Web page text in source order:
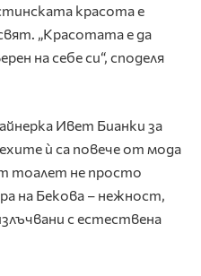
красота е
„Красотата е да
на себе си“, споделя
Ивет Бианки за
ѝ са повече от мода
тоалет не просто
на Бекова – нежност,
с естествена